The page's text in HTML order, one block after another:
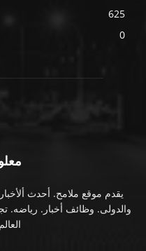
625
0
يقدم موقع ملامح. أحدث
والدولى. وظائف أخبار. رياضه.